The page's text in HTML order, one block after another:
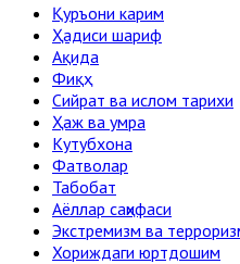
Қуръони карим
Ҳадиси шариф
Ақида
Фиқҳ
Сийрат ва ислом тарихи
Ҳаж ва умра
Кутубхона
Фатволар
Табобат
Аёллар саҳифаси
Экстремизм ва
Хориждаги юртдошим